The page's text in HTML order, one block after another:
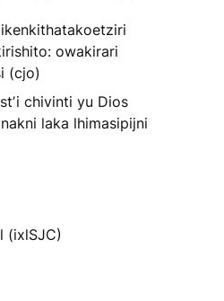
owakirari
(cjo)
chivinti yu Dios
laka lhimasipijni
(ixlSJC)